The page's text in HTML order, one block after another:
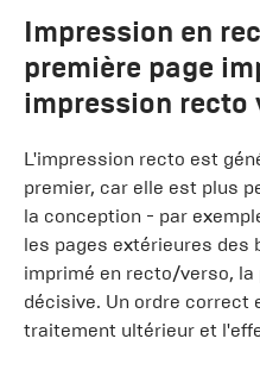
Impression en
première page
impression recto
L'impression recto est
premier, car elle est plus
la conception - par
les pages extérieures des
imprimé en recto/verso,
décisive. Un ordre correct
traitement ultérieur et